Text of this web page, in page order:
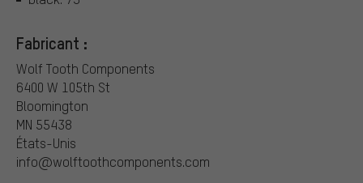
Fabricant :
Wolf Tooth Components
6400 W 105th St
Bloomington
MN 55438
États-Unis
info@wolftoothcomponents.com